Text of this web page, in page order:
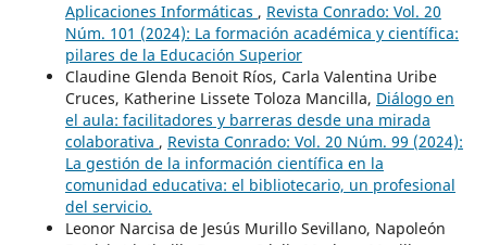
Aplicaciones Informáticas , Revista Conrado: Vol. 20
Núm. 101 (2024): La formación académica y científica:
pilares de la Educación Superior
Claudine Glenda Benoit Ríos, Carla Valentina Uribe
Cruces, Katherine Lissete Toloza Mancilla, Diálogo en
el aula: facilitadores y barreras desde una mirada
colaborativa , Revista Conrado: Vol. 20 Núm. 99 (2024):
La gestión de la información científica en la
comunidad educativa: el bibliotecario, un profesional
del servicio.
Leonor Narcisa de Jesús Murillo Sevillano, Napoleón